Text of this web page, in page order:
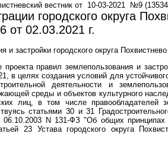
вестник от
10-03-2021 №9
городского округа
от 02.03.2021 г.
и застройки городского округа
правил землепользования и
в целях создания условий для
деятельности и
среды и объектов культурного
лиц, в том числе правообладателей
статьями 30 и 31
N 131-ФЗ "Об общих принципах
23 Устава городского округа